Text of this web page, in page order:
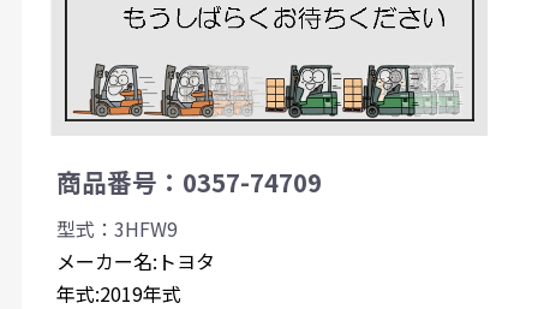
商品番号：0357-74709
型式：3HFW9
メーカー名:トヨタ
年式:2019年式